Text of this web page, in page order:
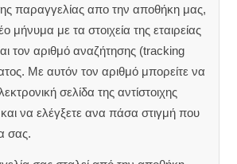
παραγγελίας απο την αποθήκη μας,
μήνυμα με τα στοιχεία της εταιρείας
τον αριθμό αναζήτησης (tracking
Με αυτόν τον αριθμό μπορείτε να
σελίδα της αντίστοιχης
και να ελέγξετε ανα πάσα στιγμή που
σας.